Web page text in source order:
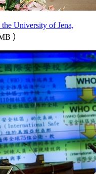
University of Jena,
）